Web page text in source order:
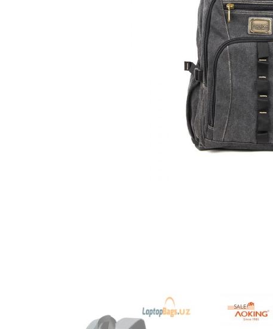
SALE!